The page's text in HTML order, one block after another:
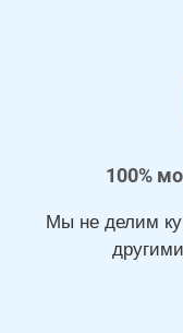
100%
Мы не делим